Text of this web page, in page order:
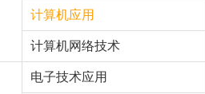
计算机应用
计算机网络技术
电子技术应用